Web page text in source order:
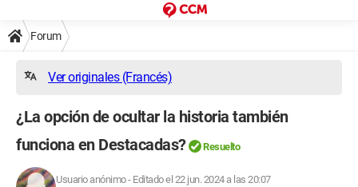
Forum
Ver originales (Francés)
¿La opción de ocultar la historia también
funciona en Destacadas?
Resuelto
Usuario anónimo- Editado el 22 jun. 2024 a las 20:07